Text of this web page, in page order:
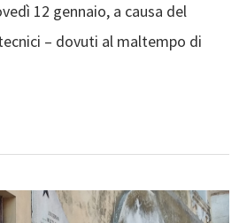
12 gennaio, a causa del
– dovuti al maltempo di